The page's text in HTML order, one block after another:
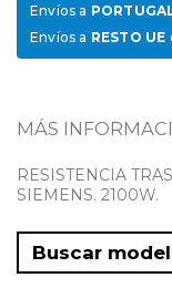
Envíos a
Envíos a RESTO UE
MÁS
RESISTENCIA
SIEMENS. 2100W.